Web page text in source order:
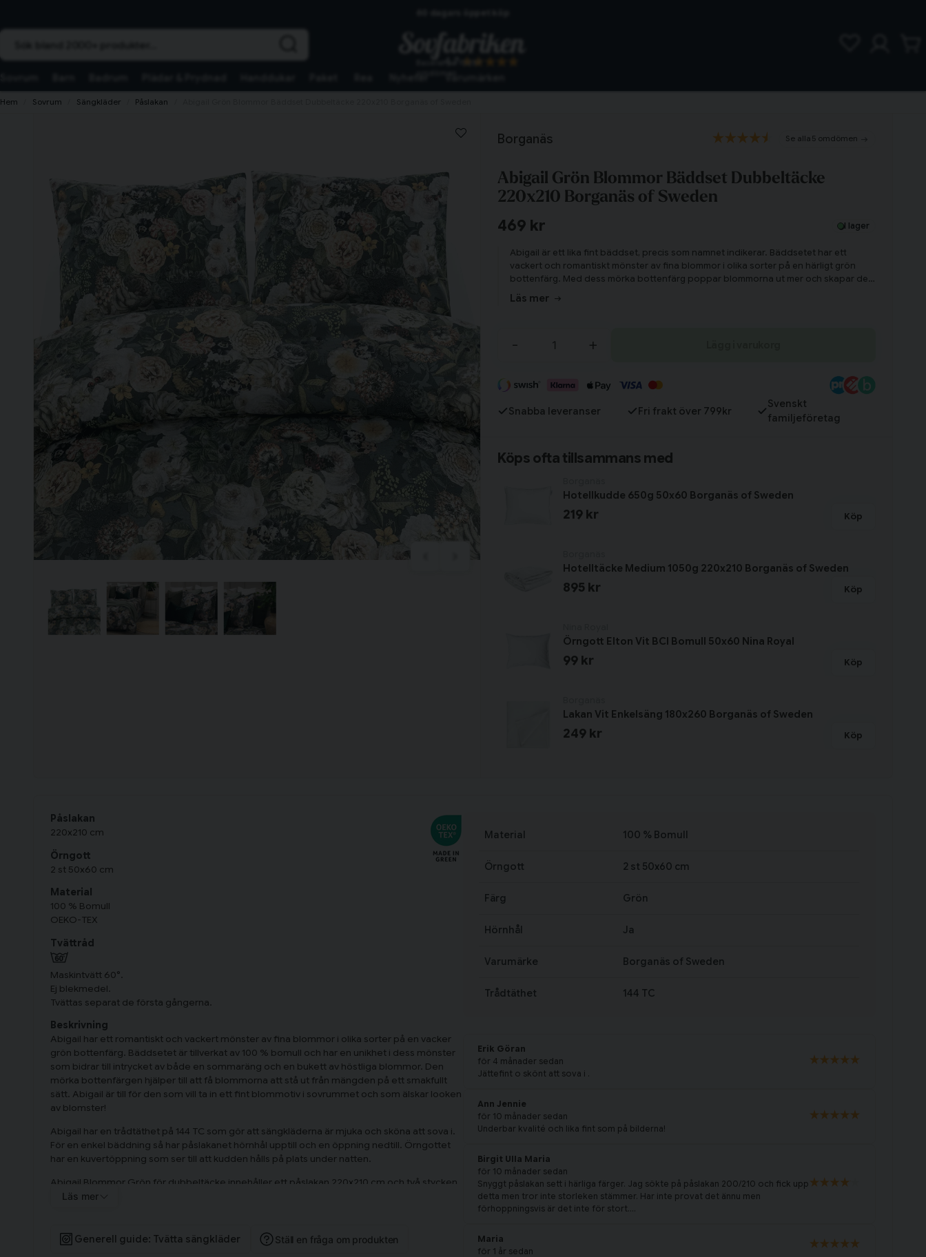
Skickas från lagret i Vinslöv
Hem Sovrum Sängkläder Påslakan
Borganäs 5 omdömen
Abigail Grön Blommor Bäddset Dubbeltäcke
220x210 Borganäs of Sweden
469 kr I lager
Abigail är ett lika fint bäddset, precis som namnet indikerar. Bäddsetet har ett
vackert och romantiskt mönster av fina blommor i olika sorter på en härligt grön
bottenfärg. Med dess mörka bottenfärg poppar blommorna ut mer och skapar den
unika karaktären till bäddsetet. Abigail är till för den som vill ta in ett fint blommotiv i
sovrummet och som älskar looken av blomster!
Läs mer
- +
Snabba leveranser Fri frakt över 799kr
Svenskt
familjeföretag
Köps ofta tillsammans med
Hotellkudde 650g 50x60 Borganäs of Sweden
219 kr Köp
Hotelltäcke Medium 1050g 220x210 Borganäs of Sweden
895 kr Köp
Örngott Elton Vit BCI Bomull 50x60 Nina Royal
99 kr Köp
Lakan Vit Enkelsäng 180x260 Borganäs of Sweden
249 kr Köp
Påslakan
220x210 cm
Örngott
2 st 50x60 cm
Material
100 % Bomull
OEKO-TEX
Tvättråd
Maskintvätt 60°.
Ej blekmedel.
Tvättas separat de första gångerna.
Beskrivning
Abigail har ett romantiskt och vackert mönster av fina blommor i olika sorter på en vacker
grön bottenfärg. Bäddsetet är tillverkat av 100 % bomull och har en unikhet i dess mönster
som bidrar till intrycket av både en sommaräng och en bukett av höstliga blommor. Den
mörka bottenfärgen hjälper till att få blommorna att stå ut från mängden på ett smakfullt
sätt. Abigail är till för den som vill ta in ett fint blommotiv i sovrummet och som älskar looken
av blomster!
Abigail har en trådtäthet på 144 TC som gör att sängkläderna är mjuka och sköna att sova i.
För en enkel bäddning så har påslakanet hörnhål upptill och en öppning nedtill. Örngottet
har en kuvertöppning som ser till att kudden hålls på plats under natten.
Abigail Blommor Grön för dubbeltäcke innehåller ett påslakan 220x210 cm och två stycken
örngott 50x60 cm.
Läs mer
Generell guide: Tvätta sängkläder Ställ en fråga om produkten
Material 100 % Bomull
Örngott 2 st 50x60 cm
Färg Grön
Hörnhål Ja
Varumärke Borganäs of Sweden
Trådtäthet 144 TC
Erik Göran
för 4 månader sedan
Jättefint o skönt att sova i .
Ann Jennie
för 10 månader sedan
Underbar kvalité och lika fint som på bilderna!
Birgit Ulla Maria
för 10 månader sedan
Snyggt påslakan sett i härliga färger. Jag sökte på påslakan 200/210 och fick upp
detta men tror inte storleken stämmer. Har inte provat det ännu men
förhoppningsvis är det inte för stort....
Maria
för 1 år sedan
Har du alla tillbehör?
Fortsätt handla